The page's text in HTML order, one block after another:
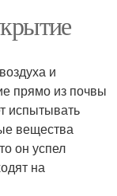
и
прямо из почвы
испытывать
вещества
он успел
на